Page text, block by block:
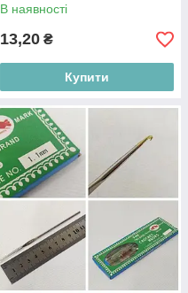
В наявності
13,20 ₴
Купити